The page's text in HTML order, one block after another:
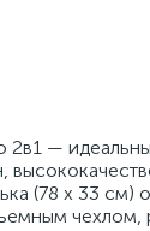
2в1 —
(78 x 33 см)